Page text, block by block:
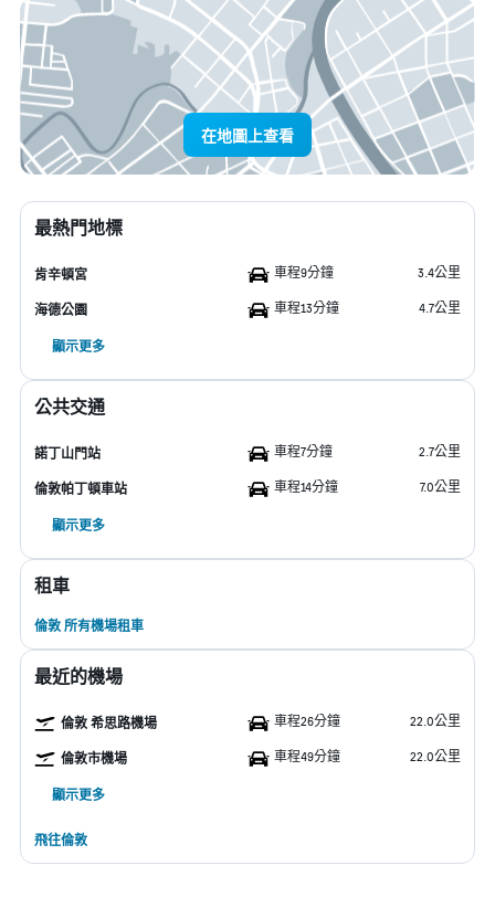
在地圖上查看
最熱門地標
肯辛頓宮 車程9分鐘 3.4公里
海德公園 車程13分鐘 4.7公里
顯示更多
公共交通
諾丁山門站 車程7分鐘 2.7公里
倫敦帕丁頓車站 車程14分鐘 7.0公里
顯示更多
租車
倫敦 所有機場租車
最近的機場
倫敦 希思路機場 車程26分鐘 22.0公里
倫敦市機場 車程49分鐘 22.0公里
顯示更多
飛往倫敦